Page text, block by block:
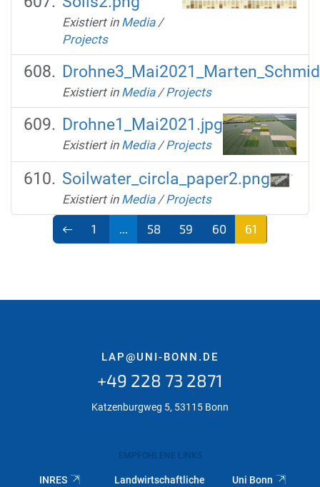
Existiert in Media /
Projects
Existiert in Media /Projects
Drohne1_Mai2021.jpg
Existiert in Media /Projects
Soilwater_circla_paper2.png
Existiert in Media /Projects
1 ... 58 59 60
61
LAP@UNI-BONN.DE
+49 228 73 2871
Katzenburgweg 5, 53115 Bonn
EMPFOHLENE LINKS
INRES Landwirtschaftliche Uni Bonn